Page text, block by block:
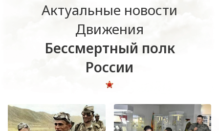
Актуальные новости
Движения
Бессмертный полк
России